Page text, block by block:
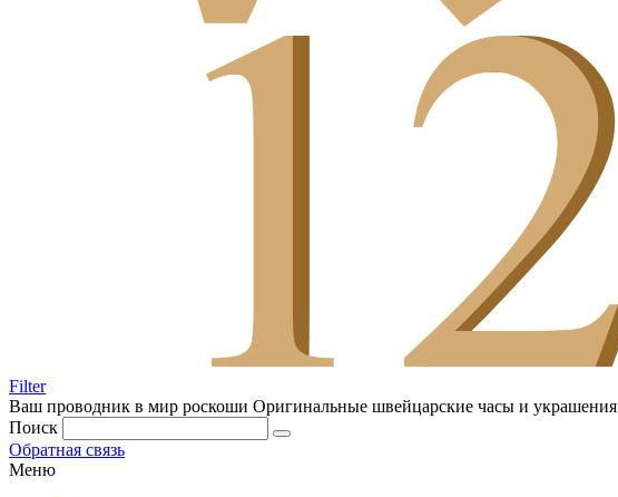
Filter
Ваш проводник в мир роскоши Оригинальные швейцарские часы и украшения
Поиск
Обратная связь
Меню